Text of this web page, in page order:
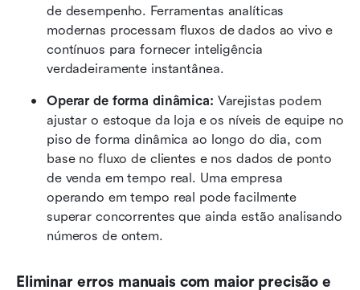
de desempenho. Ferramentas analíticas
modernas processam fluxos de dados ao vivo e
contínuos para fornecer inteligência
verdadeiramente instantânea.
Operar de forma dinâmica: Varejistas podem
ajustar o estoque da loja e os níveis de equipe no
piso de forma dinâmica ao longo do dia, com
base no fluxo de clientes e nos dados de ponto
de venda em tempo real. Uma empresa
operando em tempo real pode facilmente
superar concorrentes que ainda estão analisando
números de ontem.
Eliminar erros manuais com maior precisão e